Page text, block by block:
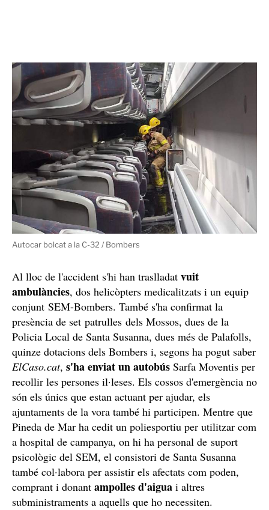
Autocar bolcat a la C-32 / Bombers
Al lloc de l'accident s'hi han traslladat vuit
ambulàncies, dos helicòpters medicalitzats i un equip
conjunt SEM-Bombers. També s'ha confirmat la
presència de set patrulles dels Mossos, dues de la
Policia Local de Santa Susanna, dues més de Palafolls,
quinze dotacions dels Bombers i, segons ha pogut saber
ElCaso.cat, s'ha enviat un autobús Sarfa Moventis per
recollir les persones il·leses. Els cossos d'emergència no
són els únics que estan actuant per ajudar, els
ajuntaments de la vora també hi participen. Mentre que
Pineda de Mar ha cedit un poliesportiu per utilitzar com
a hospital de campanya, on hi ha personal de suport
psicològic del SEM, el consistori de Santa Susanna
també col·labora per assistir els afectats com poden,
comprant i donant ampolles d'aigua i altres
subministraments a aquells que ho necessiten.